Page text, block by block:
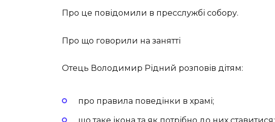
Про це повідомили в пресслужбі собору.
Про що говорили на занятті
Отець Володимир Рідний розповів дітям:
про правила поведінки в храмі;